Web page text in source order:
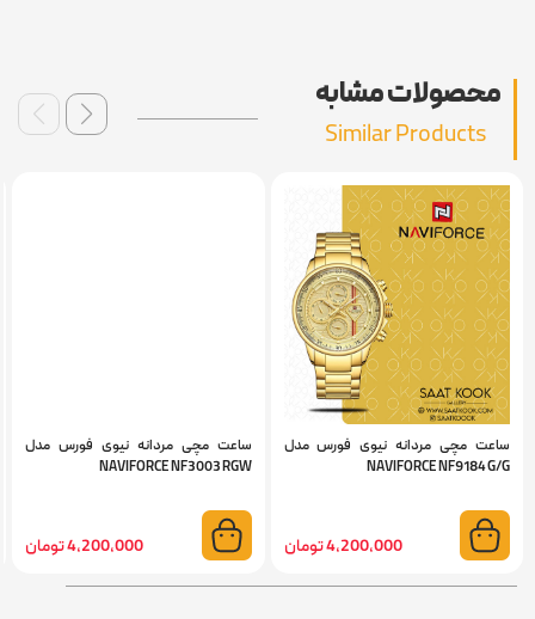
محصولات مشابه
Similar Products
ساعت مچی مردانه نیوی فورس مدل
NAVIFORCE NF9184 G/G
4,200,000 تومان
ساعت مچی مردانه نیوی فورس مدل
NAVIFORCE NF3003 RGW
4,200,000 تومان